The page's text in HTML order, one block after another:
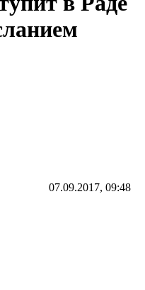
07.09.2017, 09:48